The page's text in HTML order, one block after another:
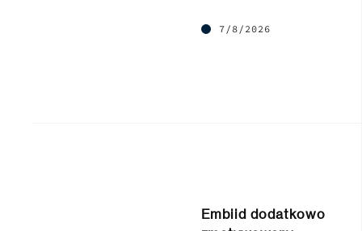
7/8/2026
Embiid dodatkowo